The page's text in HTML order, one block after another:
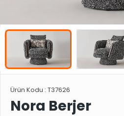
Ürün Kodu : T37626
Nora Berjer